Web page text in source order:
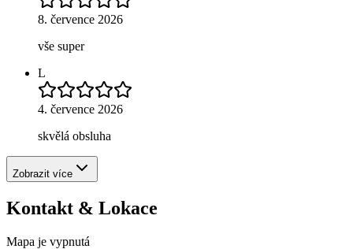
8. července 2026
vše super
L
4. července 2026
skvělá obsluha
Zobrazit více
Kontakt & Lokace
Mapa je vypnutá